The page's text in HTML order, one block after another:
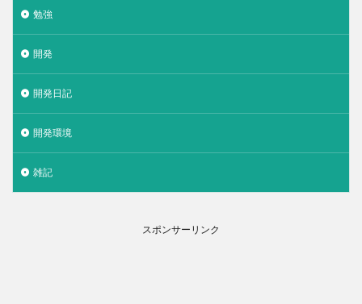
勉強
開発
開発日記
開発環境
雑記
スポンサーリンク